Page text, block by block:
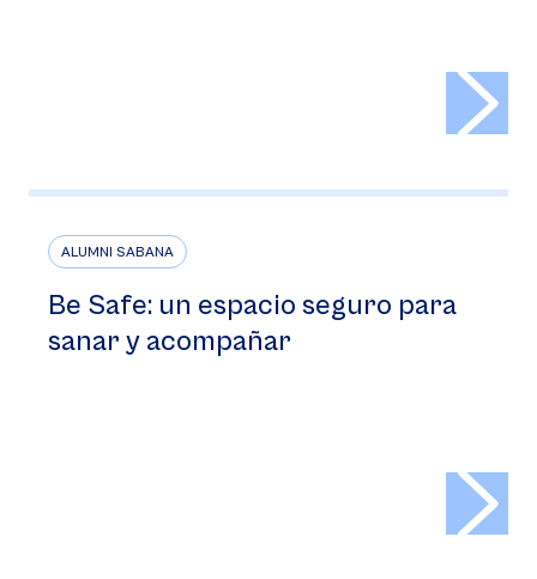
ALUMNI SABANA
Be Safe: un espacio seguro para
sanar y acompañar